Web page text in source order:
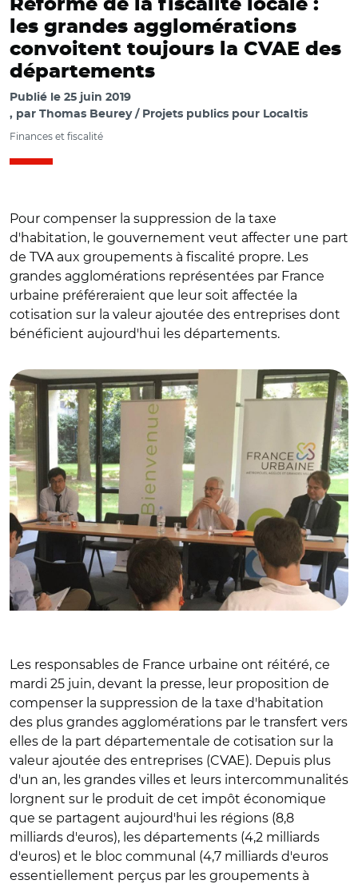
Réforme de la fiscalité locale :
les grandes agglomérations
convoitent toujours la CVAE des
départements
Publié le 25 juin 2019
par Thomas Beurey / Projets publics pour Localtis
Finances et fiscalité
Pour compenser la suppression de la taxe
d'habitation, le gouvernement veut affecter une part
de TVA aux groupements à fiscalité propre. Les
grandes agglomérations représentées par France
urbaine préféreraient que leur soit affectée la
cotisation sur la valeur ajoutée des entreprises dont
bénéficient aujourd'hui les départements.
© @France_urbaine / De g. à d., Olivier Landel, François
Les responsables de France urbaine ont réitéré, ce
mardi 25 juin, devant la presse, leur proposition de
compenser la suppression de la taxe d'habitation
des plus grandes agglomérations par le transfert vers
elles de la part départementale de cotisation sur la
valeur ajoutée des entreprises (CVAE). Depuis plus
d'un an, les grandes villes et leurs intercommunalités
lorgnent sur le produit de cet impôt économique
que se partagent aujourd'hui les régions (8,8
milliards d'euros), les départements (4,2 milliards
d'euros) et le bloc communal (4,7 milliards d'euros
essentiellement perçus par les groupements à